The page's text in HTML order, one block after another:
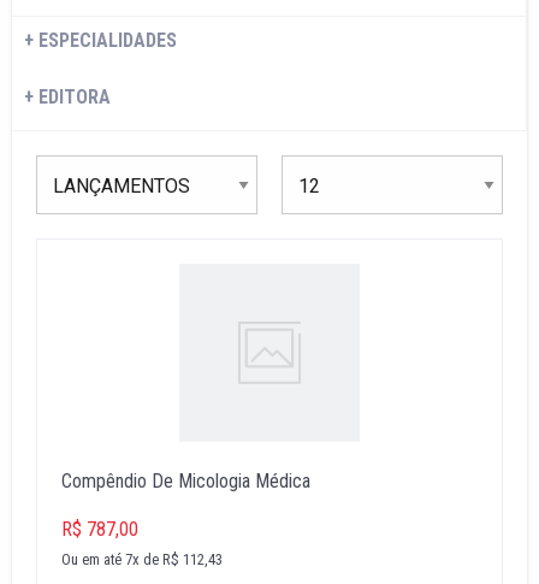
ESPECIALIDADES
EDITORA
Compêndio De Micologia Médica
R$ 787,00
Ou em até 7x de R$ 112,43